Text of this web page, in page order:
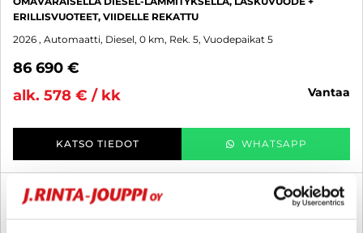
ERILLISVUOTEET, VIIDELLE REKATTU
2026 , Automaatti, Diesel, 0 km, Rek. 5, Vuodepaikat 5
86 690 €
alk. 578 € / kk
vantaa
KATSO TIEDOT WHATSAPP
Rahoituskorko 2,99 % + kulut